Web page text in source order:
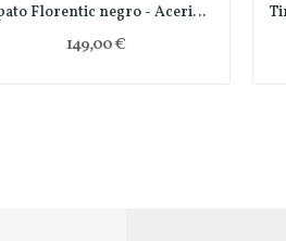
Zapato Florentic negro - Acericos
149,00 €